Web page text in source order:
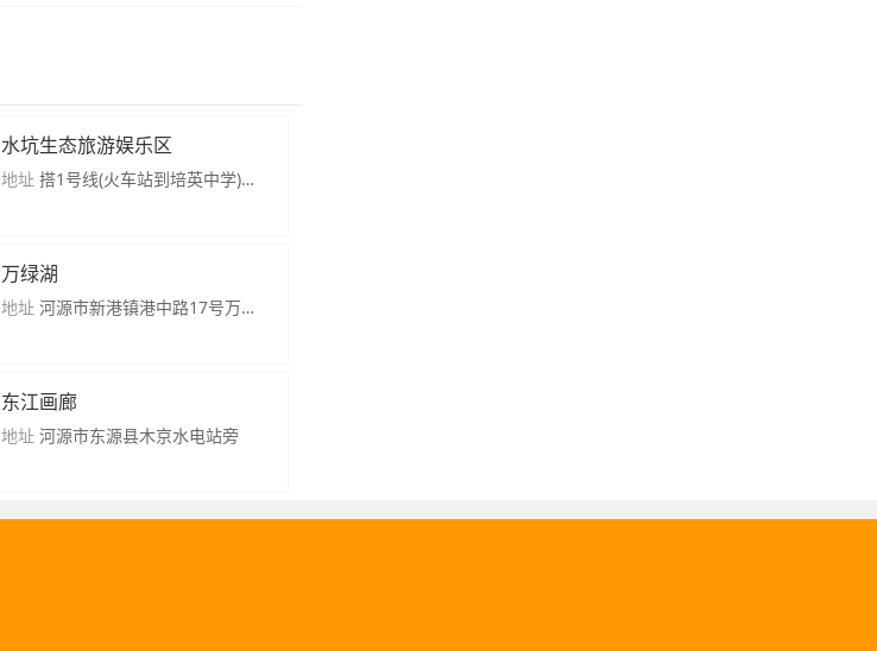
水坑生态旅游娱乐区
地址搭1号线(火车站到培英中学)公
万绿湖
地址河源市新港镇港中路17号万绿
东江画廊
地址河源市东源县木京水电站旁